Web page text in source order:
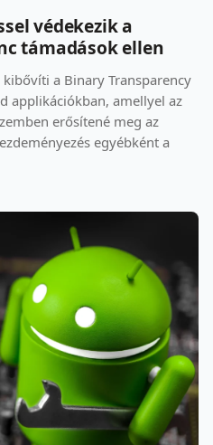
védekezik a
támadások ellen
a Binary Transparency
applikációkban, amellyel az
erősítené meg az
egyébként a